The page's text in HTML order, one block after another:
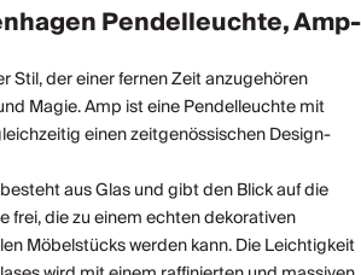
Pendelleuchte, Amp-
Stil, der einer fernen Zeit anzugehören
Magie. Amp ist eine Pendelleuchte mit
einen zeitgenössischen Design-
aus Glas und gibt den Blick auf die
frei, die zu einem echten dekorativen
Möbelstücks werden kann. Die Leichtigkeit